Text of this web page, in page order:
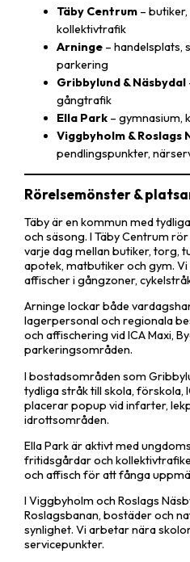
Täby Centrum –
kollektivtrafik
Arninge – handelsplats,
parkering
Gribbylund & Näsbydal
gångtrafik
Ella Park – gymnasium,
Viggbyholm & Roslags
pendlingspunkter,
Rörelsemönster &
Täby är en kommun med
och säsong. I Täby Centrum
varje dag mellan butiker, torg,
apotek, matbutiker och gym.
affischer i gångzoner,
Arninge lockar både
lagerpersonal och regionala
och affischering vid ICA Maxi,
parkeringsområden.
I bostadsområden som
tydliga stråk till skola, förskola,
placerar popup vid infarter,
idrottsområden.
Ella Park är aktivt med
fritidsgårdar och
och affisch för att fånga
I Viggbyholm och Roslags
Roslagsbanan, bostäder och
synlighet. Vi arbetar nära
servicepunkter.